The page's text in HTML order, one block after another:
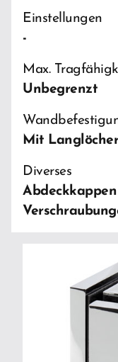
Einstellungen
-
Max.
Unbegrenzt
Mit
Diverses